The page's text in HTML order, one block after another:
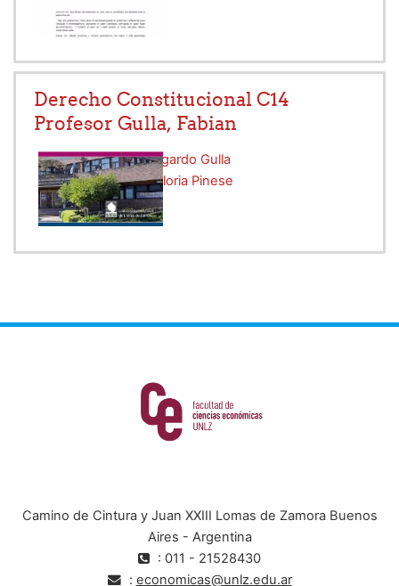
Derecho Constitucional C14
Profesor Gulla, Fabian
Profesor:Fabian Edgardo Gulla
Profesor:Graciela Gloria Pinese
Camino de Cintura y Juan XXIII Lomas de Zamora Buenos
Aires - Argentina
: 011 - 21528430
: economicas@unlz.edu.ar